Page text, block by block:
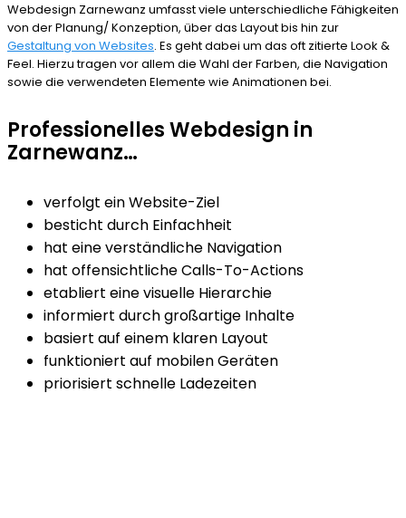
Webdesign Zarnewanz umfasst viele unterschiedliche Fähigkeiten
von der Planung/ Konzeption, über das Layout bis hin zur
Gestaltung von Websites. Es geht dabei um das oft zitierte Look &
Feel. Hierzu tragen vor allem die Wahl der Farben, die Navigation
sowie die verwendeten Elemente wie Animationen bei.
Professionelles Webdesign in
Zarnewanz…
verfolgt ein Website-Ziel
besticht durch Einfachheit
hat eine verständliche Navigation
hat offensichtliche Calls-To-Actions
etabliert eine visuelle Hierarchie
informiert durch großartige Inhalte
basiert auf einem klaren Layout
funktioniert auf mobilen Geräten
priorisiert schnelle Ladezeiten